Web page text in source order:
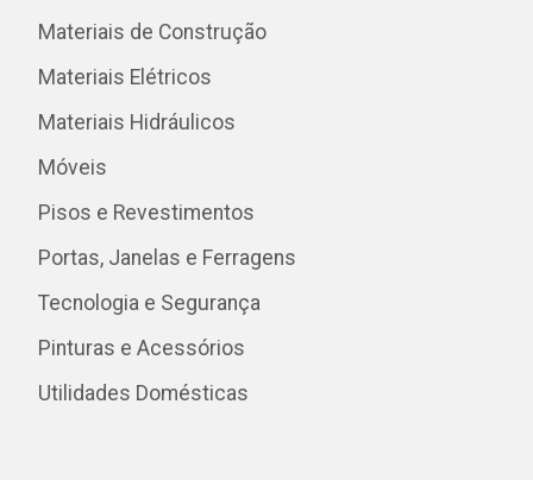
Materiais de Construção
Materiais Elétricos
Materiais Hidráulicos
Móveis
Pisos e Revestimentos
Portas, Janelas e Ferragens
Tecnologia e Segurança
Pinturas e Acessórios
Utilidades Domésticas